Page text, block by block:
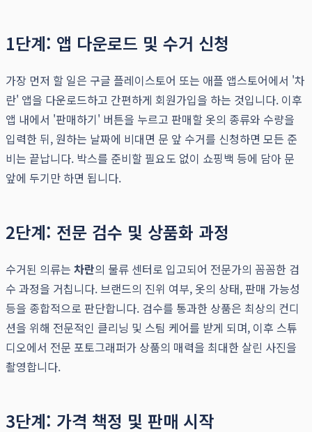
1단계: 앱 다운로드 및 수거 신청
가장 먼저 할 일은 구글 플레이스토어 또는 애플 앱스토어에서 '차
란' 앱을 다운로드하고 간편하게 회원가입을 하는 것입니다. 이후
앱 내에서 '판매하기' 버튼을 누르고 판매할 옷의 종류와 수량을
입력한 뒤, 원하는 날짜에 비대면 문 앞 수거를 신청하면 모든 준
비는 끝납니다. 박스를 준비할 필요도 없이 쇼핑백 등에 담아 문
앞에 두기만 하면 됩니다.
2단계: 전문 검수 및 상품화 과정
수거된 의류는 차란의 물류 센터로 입고되어 전문가의 꼼꼼한 검
수 과정을 거칩니다. 브랜드의 진위 여부, 옷의 상태, 판매 가능성
등을 종합적으로 판단합니다. 검수를 통과한 상품은 최상의 컨디
션을 위해 전문적인 클리닝 및 스팀 케어를 받게 되며, 이후 스튜
디오에서 전문 포토그래퍼가 상품의 매력을 최대한 살린 사진을
촬영합니다.
3단계: 가격 책정 및 판매 시작